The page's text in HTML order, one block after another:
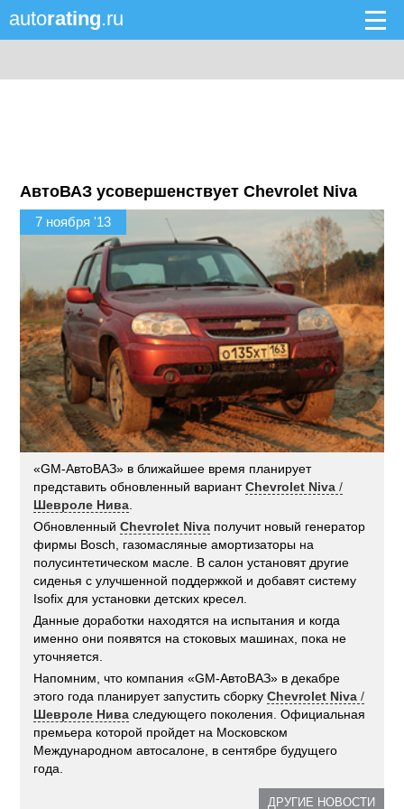
autorating.ru
АвтоВАЗ усовершенствует Chevrolet Niva
7 ноября '13
«GM-АвтоВАЗ» в ближайшее время планирует
представить обновленный вариантChevrolet Niva /
Шевроле Нива
ОбновленныйChevrolet Niva получит новый генератор
фирмы Bosch, газомасляные амортизаторы на
полусинтетическом масле. В салон установят другие
сиденья с улучшенной поддержкой и добавят систему
Isofix для установки детских кресел.
Данные доработки находятся на испытания и когда
именно они появятся на стоковых машинах, пока не
уточняется.
Напомним, что компания «GM-АвтоВАЗ» в декабре
этого года планирует запустить сборкуChevrolet Niva /
Шевроле Нива следующего поколения. Официальная
премьера которой пройдет на Московском
Международном автосалоне, в сентябре будущего
года.
ДРУГИЕ НОВОСТИ